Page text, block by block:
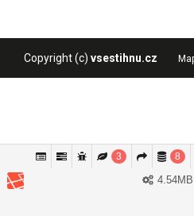
Tyto stránky používají cookies, které jsou
webu a analytice. Setrváním na webu souhlasíte s
Copyright (c) vsestihnu.cz
3 8
4.54MB